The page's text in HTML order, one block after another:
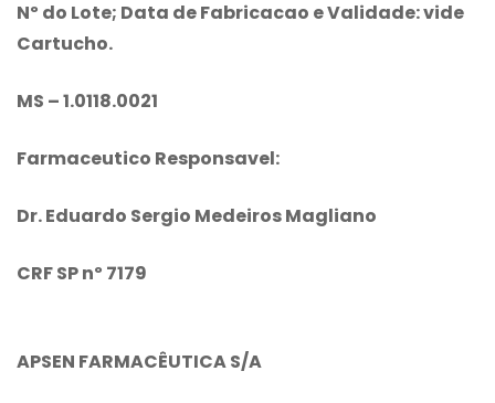
Nº do Lote; Data de Fabricacao e Validade: vide
Cartucho.
MS – 1.0118.0021
Farmaceutico Responsavel:
Dr. Eduardo Sergio Medeiros Magliano
CRF SP nº 7179
APSEN FARMACÊUTICA S/A